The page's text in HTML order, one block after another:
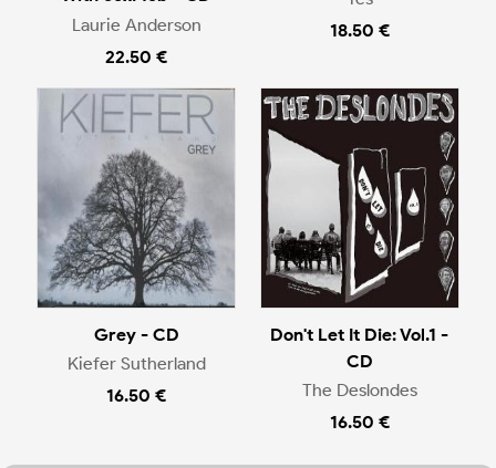
Laurie Anderson
22.50 €
18.50 €
Grey - CD
Kiefer Sutherland
16.50 €
Don't Let It Die: Vol.1 -
CD
The Deslondes
16.50 €